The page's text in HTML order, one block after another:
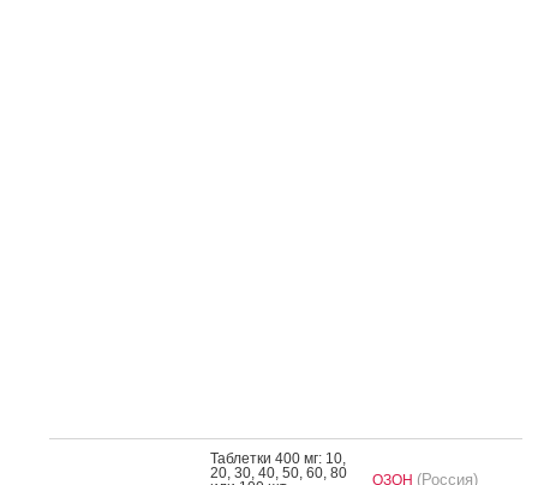
Таб­летки 400 мг: 10,
20, 30, 40, 50, 60, 80
ОЗОН (Россия)